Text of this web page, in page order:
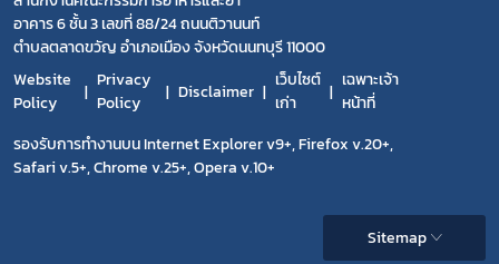
อาคาร 6 ชั้น 3 เลขที่ 88/24 ถนนติวานนท์
ตำบลตลาดขวัญ อำเภอเมือง จังหวัดนนทบุรี 11000
Website
Policy
Privacy
Policy
Disclaimer
เว็บไซต์
เก่า
เฉพาะเจ้า
หน้าที่
รองรับการทำงานบน Internet Explorer v9+, Firefox v.20+,
Safari v.5+, Chrome v.25+, Opera v.10+
Sitemap